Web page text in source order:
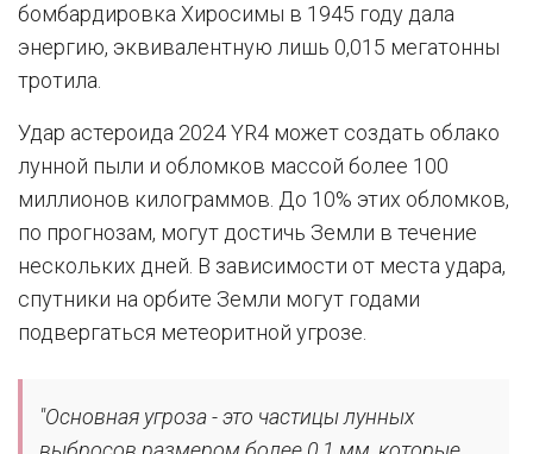
бомбардировка Хиросимы в 1945 году дала
энергию, эквивалентную лишь 0,015 мегатонны
тротила.
Удар астероида 2024 YR4 может создать облако
лунной пыли и обломков массой более 100
миллионов килограммов. До 10% этих обломков,
по прогнозам, могут достичь Земли в течение
нескольких дней. В зависимости от места удара,
спутники на орбите Земли могут годами
подвергаться метеоритной угрозе.
"Основная угроза - это частицы лунных